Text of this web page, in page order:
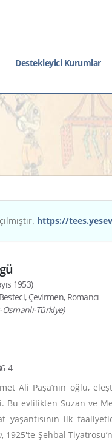
Destekleyici Kurumlar
https://
1953)
Çevirmen, Romancı
Türkiye)
4
Ali Paşa’nın oğlu,
Bu evlilikten Suzan ve
yaşantısının ilk
, 1925'te Şehbal